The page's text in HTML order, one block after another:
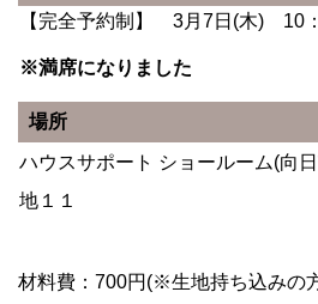
【完全予約制】 3月7日(木) 10
※満席になりました
場所
ハウスサポート ショールーム(向
地１１
材料費：700円(※生地持ち込みの